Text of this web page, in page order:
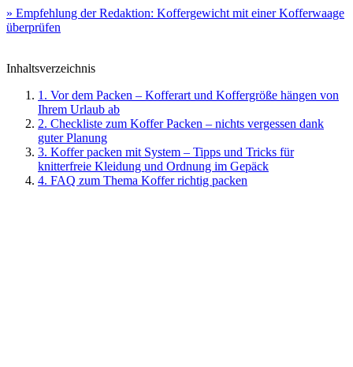
» Empfehlung der Redaktion: Koffergewicht mit einer Kofferwaage
überprüfen
Inhaltsverzeichnis
1. Vor dem Packen – Kofferart und Koffergröße hängen von
Ihrem Urlaub ab
2. Checkliste zum Koffer Packen – nichts vergessen dank
guter Planung
3. Koffer packen mit System – Tipps und Tricks für
knitterfreie Kleidung und Ordnung im Gepäck
4. FAQ zum Thema Koffer richtig packen